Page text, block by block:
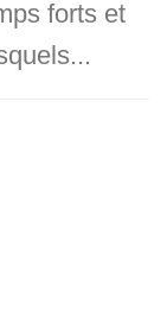
forts et